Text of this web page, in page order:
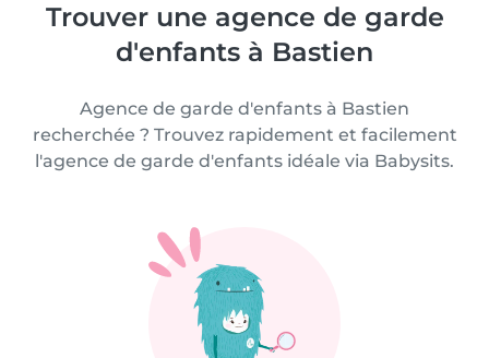
Trouver une agence de garde
d'enfants à Bastien
Agence de garde d'enfants à Bastien
recherchée ? Trouvez rapidement et facilement
l'agence de garde d'enfants idéale via Babysits.